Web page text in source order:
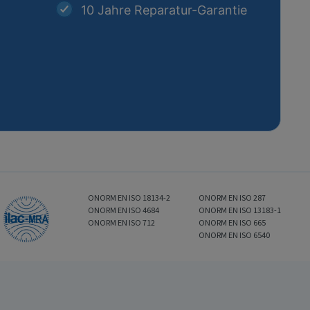
10 Jahre Reparatur-Garantie
ONORM EN ISO 18134-2
ONORM EN ISO 4684
ONORM EN ISO 712
ONORM EN ISO 287
ONORM EN ISO 13183-1
ONORM EN ISO 665
ONORM EN ISO 6540